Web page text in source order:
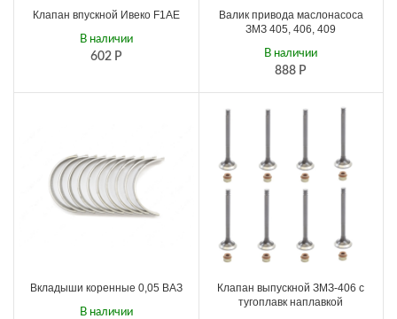
Клапан впускной Ивеко F1AE
602 Р
В наличии
Валик привода маслонасоса
ЗМЗ 405, 406, 409
888 Р
В наличии
Вкладыши коренные 0,05 ВАЗ
В наличии
Клапан выпускной ЗМЗ-406 с
тугоплавк наплавкой